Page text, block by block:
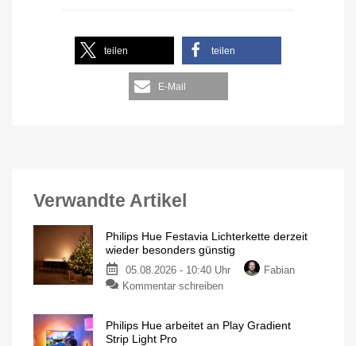
teilen teilen
E-Mail
Verwandte Artikel
Philips Hue Festavia Lichterkette derzeit
wieder besonders günstig
05.08.2026 - 10:40 Uhr
Fabian
Kommentar schreiben
Philips Hue arbeitet an Play Gradient
Strip Light Pro